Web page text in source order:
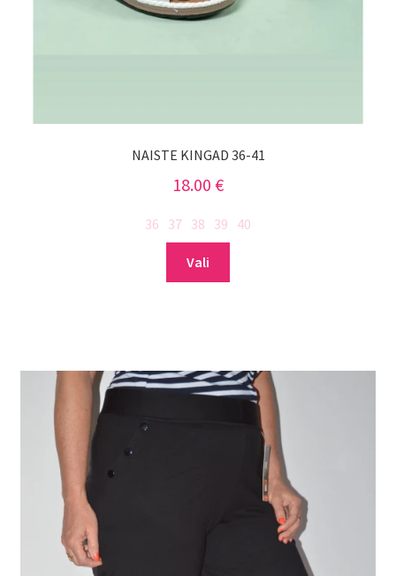
NAISTE KINGAD 36-41
18.00 €
36 37 38 39 40
Vali
saab
teha
tootelehel.